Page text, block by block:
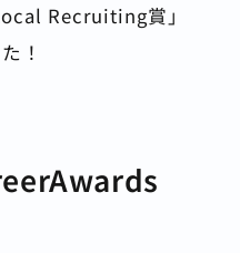
Recruiting賞」
！